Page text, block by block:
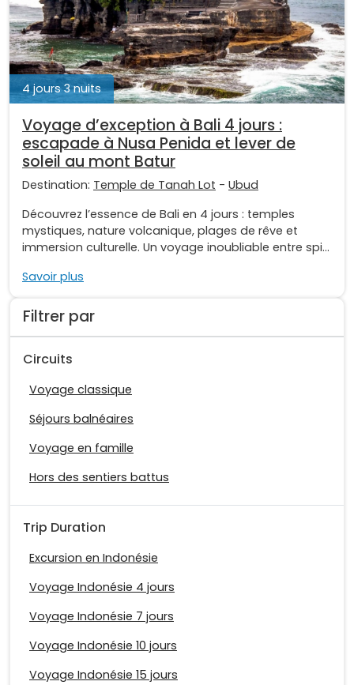
Filtrer par
Circuits
Voyage classique
Séjours balnéaires
Voyage en famille
Hors des sentiers battus
Trip Duration
Excursion en Indonésie
Voyage Indonésie 4 jours
Voyage Indonésie 7 jours
Voyage Indonésie 10 jours
Voyage Indonésie 15 jours
4 jours 3 nuits
Voyage d’exception à Bali 4 jours :
escapade à Nusa Penida et lever de
soleil au mont Batur
Destination: Temple de Tanah Lot - Ubud
Découvrez l’essence de Bali en 4 jours : temples
mystiques, nature volcanique, plages de rêve et
immersion culturelle. Un voyage inoubliable entre spi...
Savoir plus